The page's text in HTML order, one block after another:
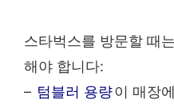
스타벅스를 방문할 때
해야 합니다:
– 텀블러 용량이 매장